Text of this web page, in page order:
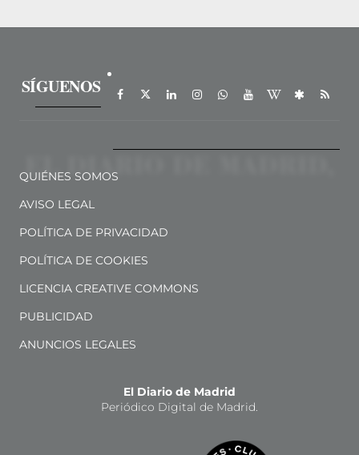
SÍGUENOS
QUIÉNES SOMOS
AVISO LEGAL
POLÍTICA DE PRIVACIDAD
POLÍTICA DE COOKIES
LICENCIA CREATIVE COMMONS
PUBLICIDAD
ANUNCIOS LEGALES
El Diario de Madrid
Periódico Digital de Madrid.